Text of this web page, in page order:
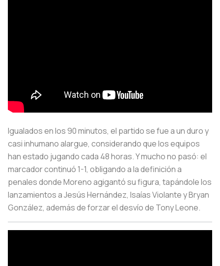
Igualados en los 90 minutos, el partido se fue a un duro y
casi inhumano alargue, considerando que los equipos
han estado jugando cada 48 horas. Y mucho no pasó: el
marcador continuó 1-1, obligando a la definición a
penales donde Moreno agigantó su figura, tapándole los
lanzamientos a Jesús Hernández, Isaías Violante y Bryan
González, además de forzar el desvío de Tony Leone.